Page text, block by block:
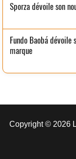
Sporza dévoile son
Fundo Baobá dévoile
marque
Copyright © 2026